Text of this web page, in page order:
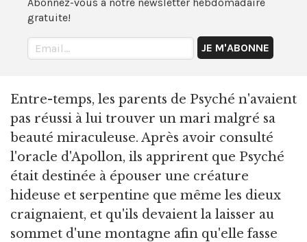
gratuite!
Entre-temps, les parents de Psyché n'avaient
pas réussi à lui trouver un mari malgré sa
beauté miraculeuse. Après avoir consulté
l'oracle d'Apollon, ils apprirent que Psyché
était destinée à épouser une créature
hideuse et serpentine que même les dieux
craignaient, et qu'ils devaient la laisser au
sommet d'une montagne afin qu'elle fasse